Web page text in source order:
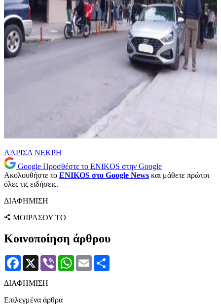
ΛΑΡΙΣΑ ΝΕΚΡΗ
Google Προσθέστε το ENIKOS στην Google
Ακολουθήστε το ENIKOS στο Google News και μάθετε πρώτοι
όλες τις ειδήσεις.
ΔΙΑΦΗΜΙΣΗ
ΜΟΙΡΑΣΟΥ ΤΟ
Κοινοποίηση άρθρου
Facebook
X Viber WhatsApp
Email
ΔΙΑΦΗΜΙΣΗ
Επιλεγμένα άρθρα